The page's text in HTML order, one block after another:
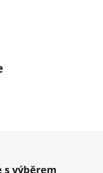
s výběrem